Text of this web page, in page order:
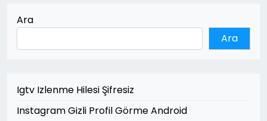
Ara
Ara
Igtv Izlenme Hilesi Şifresiz
Instagram Gizli Profil Görme Android